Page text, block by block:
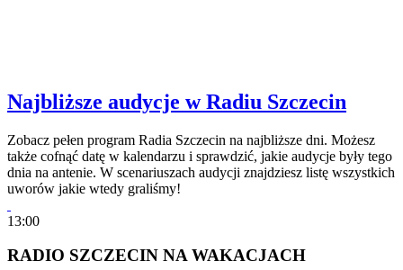
Najbliższe audycje w Radiu Szczecin
Zobacz pełen program Radia Szczecin na najbliższe dni. Możesz
także cofnąć datę w kalendarzu i sprawdzić, jakie audycje były tego
dnia na antenie. W scenariuszach audycji znajdziesz listę wszystkich
uworów jakie wtedy graliśmy!
13:00
RADIO SZCZECIN NA WAKACJACH